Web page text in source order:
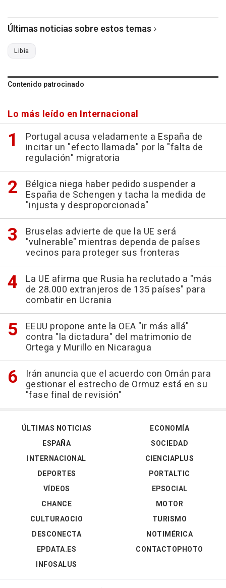
Últimas noticias sobre estos temas
Libia
Contenido patrocinado
Lo más leído en Internacional
Portugal acusa veladamente a España de
incitar un "efecto llamada" por la "falta de
regulación" migratoria
Bélgica niega haber pedido suspender a
España de Schengen y tacha la medida de
"injusta y desproporcionada"
Bruselas advierte de que la UE será
"vulnerable" mientras dependa de países
vecinos para proteger sus fronteras
La UE afirma que Rusia ha reclutado a "más
de 28.000 extranjeros de 135 países" para
combatir en Ucrania
EEUU propone ante la OEA "ir más allá"
contra "la dictadura" del matrimonio de
Ortega y Murillo en Nicaragua
Irán anuncia que el acuerdo con Omán para
gestionar el estrecho de Ormuz está en su
"fase final de revisión"
ÚLTIMAS NOTICIAS
ESPAÑA
INTERNACIONAL
DEPORTES
VÍDEOS
ECONOMÍA
SOCIEDAD
CIENCIAPLUS
PORTALTIC
EPSOCIAL
CHANCE
CULTURAOCIO
DESCONECTA
EPDATA.ES
INFOSALUS
MOTOR
TURISMO
NOTIMÉRICA
CONTACTOPHOTO